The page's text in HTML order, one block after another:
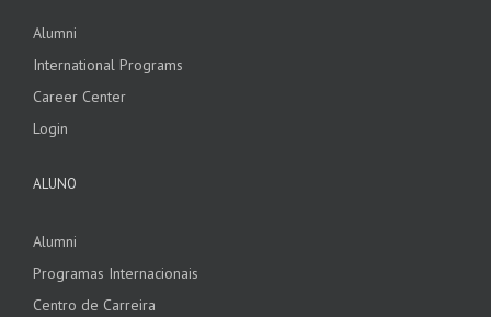
Alumni
International Programs
Career Center
Login
ALUNO
Alumni
Programas Internacionais
Centro de Carreira